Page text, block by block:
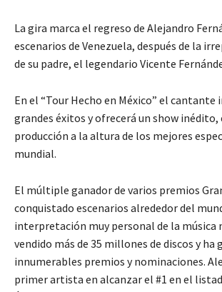
La gira marca el regreso de Alejandro
escenarios de Venezuela, después de la
de su padre, el legendario Vicente
En el “Tour Hecho en México” el
grandes éxitos y ofrecerá un show inédito,
producción a la altura de los mejores
mundial.
El múltiple ganador de varios premios
conquistado escenarios alrededor del
interpretación muy personal de la música
vendido más de 35 millones de discos y ha
innumerables premios y nominaciones.
primer artista en alcanzar el #1 en el